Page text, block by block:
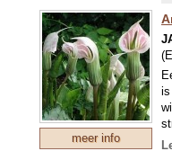
meer info
is